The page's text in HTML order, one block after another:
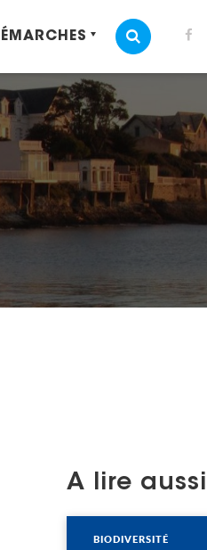
MOTEUR DE
A lire aussi
BIODIVERSITÉ